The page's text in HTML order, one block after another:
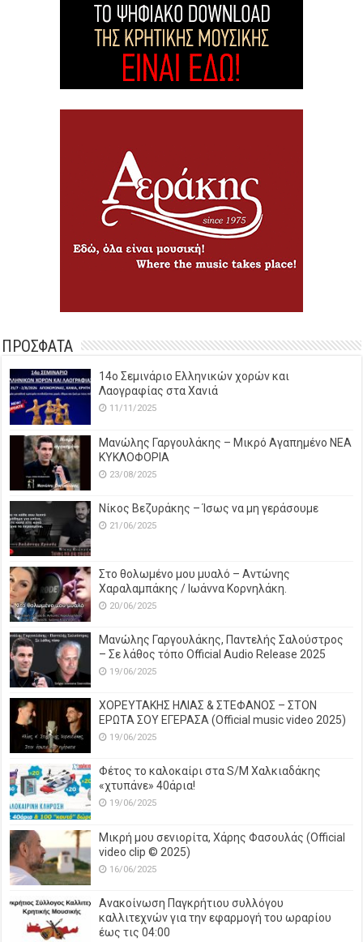
ΠΡΟΣΦΑΤΑ
14o Σεμινάριο Ελληνικών χορών και
Λαογραφίας στα Χανιά
11/11/2025
Μανώλης Γαργουλάκης – Μικρό Αγαπημένο NEΑ
ΚΥΚΛΟΦΟΡΙΑ
23/08/2025
Νίκος Βεζυράκης – Ίσως να μη γεράσουμε
21/06/2025
Στο θολωμένο μου μυαλό – Αντώνης
Χαραλαμπάκης / Ιωάννα Κορνηλάκη.
20/06/2025
Μανώλης Γαργουλάκης, Παντελής Σαλούστρος
– Σε λάθος τόπο Official Audio Release 2025
19/06/2025
ΧΟΡΕΥΤΑΚΗΣ ΗΛΙΑΣ & ΣΤΕΦΑΝΟΣ – ΣΤΟΝ
ΕΡΩΤΑ ΣΟΥ ΕΓΕΡΑΣΑ (Official music video 2025)
19/06/2025
Φέτος το καλοκαίρι στα S/M Χαλκιαδάκης
«χτυπάνε» 40άρια!
19/06/2025
Μικρή μου σενιορίτα, Χάρης Φασουλάς (Official
video clip © 2025)
16/06/2025
Ανακοίνωση Παγκρήτιου συλλόγου
καλλιτεχνών για την εφαρμογή του ωραρίου
έως τις 04:00